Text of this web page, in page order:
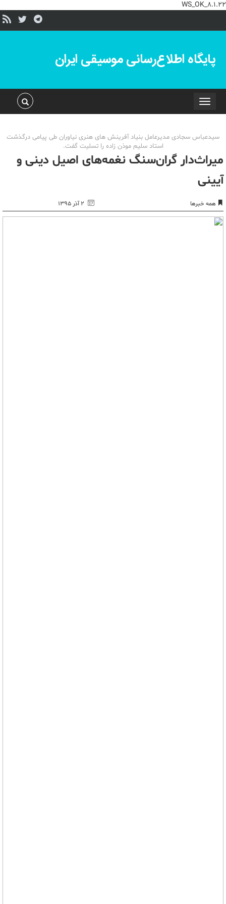
WS_OK_8.1.22
پایگاه اطلاع‌رسانی موسیقی ایران
Toggle
navigation
سیدعباس سجادی مدیرعامل بنیاد آفرینش های هنری نیاوران طی پیامی درگذشت
استاد سلیم موذن زاده را تسلیت گفت.
میراث‌دار گران‌سنگ نغمه‌های اصیل دینی و
آیینی
همه خبرها ۲ آذر ۱۳۹۵